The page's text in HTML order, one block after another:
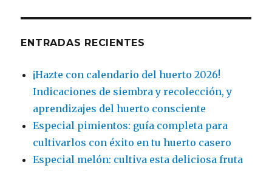
ENTRADAS RECIENTES
¡Hazte con calendario del huerto 2026!
Indicaciones de siembra y recolección, y
aprendizajes del huerto consciente
Especial pimientos: guía completa para
cultivarlos con éxito en tu huerto casero
Especial melón: cultiva esta deliciosa fruta